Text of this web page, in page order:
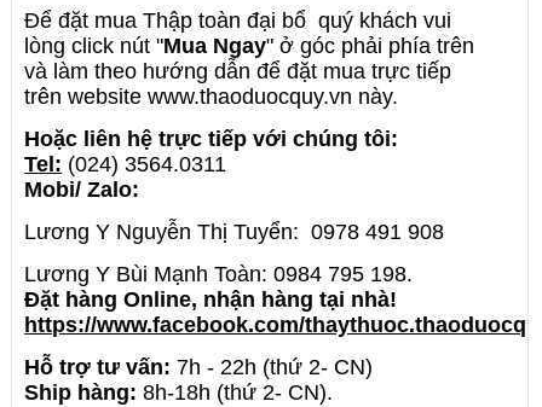
Để đặt muaThập toàn đại bổ quý khách vui
lòng click nút "Mua Ngay" ở góc phải phía trên
và làm theo hướng dẫn để đặt mua trực tiếp
trên website www.thaoduocquy.vn này.
Hoặc liên hệ trực tiếp với chúng tôi:
Tel: (024) 3564.0311
Mobi/ Zalo:
Lương Y Nguyễn Thị Tuyển: 0978 491 908
Lương Y Bùi Mạnh Toàn: 0984 795 198.
Đặt hàng Online, nhận hàng tại nhà!
https://www.facebook.com/
Hỗ trợ tư vấn: 7h - 22h (thứ 2- CN)
Ship hàng: 8h-18h (thứ 2- CN).